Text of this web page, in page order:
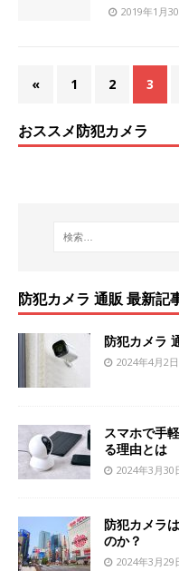
2019年1月
« 1 2 3
おススメ防犯カメラ
防犯カメラ 通販 最新記
防犯カメラ
2024年4月2日
スマホで手
る理由とは
2024年3月30
防犯カメラ
のか？
2024年3月29